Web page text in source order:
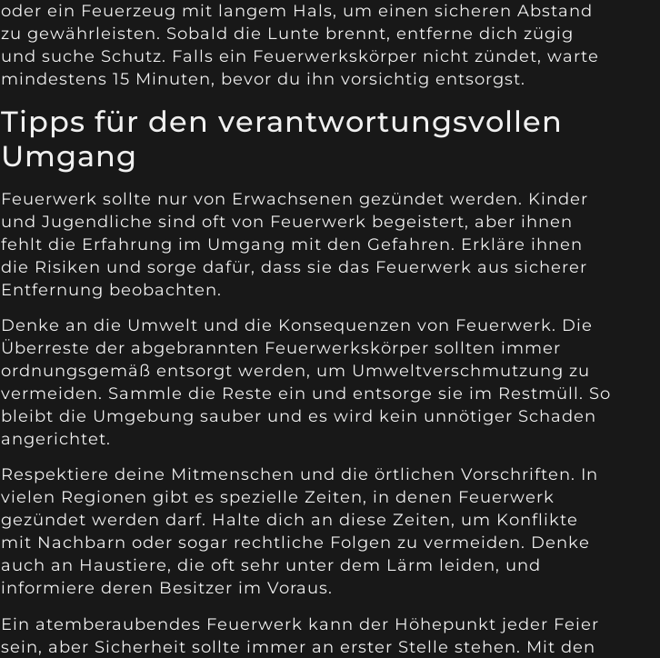
oder ein Feuerzeug mit langem Hals, um einen sicheren Abstand
zu gewährleisten. Sobald die Lunte brennt, entferne dich zügig
und suche Schutz. Falls ein Feuerwerkskörper nicht zündet, warte
mindestens 15 Minuten, bevor du ihn vorsichtig entsorgst.
Tipps für den verantwortungsvollen
Umgang
Feuerwerk sollte nur von Erwachsenen gezündet werden. Kinder
und Jugendliche sind oft von Feuerwerk begeistert, aber ihnen
fehlt die Erfahrung im Umgang mit den Gefahren. Erkläre ihnen
die Risiken und sorge dafür, dass sie das Feuerwerk aus sicherer
Entfernung beobachten.
Denke an die Umwelt und die Konsequenzen von Feuerwerk. Die
Überreste der abgebrannten Feuerwerkskörper sollten immer
ordnungsgemäß entsorgt werden, um Umweltverschmutzung zu
vermeiden. Sammle die Reste ein und entsorge sie im Restmüll. So
bleibt die Umgebung sauber und es wird kein unnötiger Schaden
angerichtet.
Respektiere deine Mitmenschen und die örtlichen Vorschriften. In
vielen Regionen gibt es spezielle Zeiten, in denen Feuerwerk
gezündet werden darf. Halte dich an diese Zeiten, um Konflikte
mit Nachbarn oder sogar rechtliche Folgen zu vermeiden. Denke
auch an Haustiere, die oft sehr unter dem Lärm leiden, und
informiere deren Besitzer im Voraus.
Ein atemberaubendes Feuerwerk kann der Höhepunkt jeder Feier
sein, aber Sicherheit sollte immer an erster Stelle stehen. Mit den